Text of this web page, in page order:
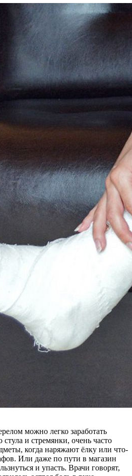
можно легко заработать
и стремянки, очень часто
когда наряжают ёлку или что-
Или даже по пути в магазин
и упасть. Врачи говорят,